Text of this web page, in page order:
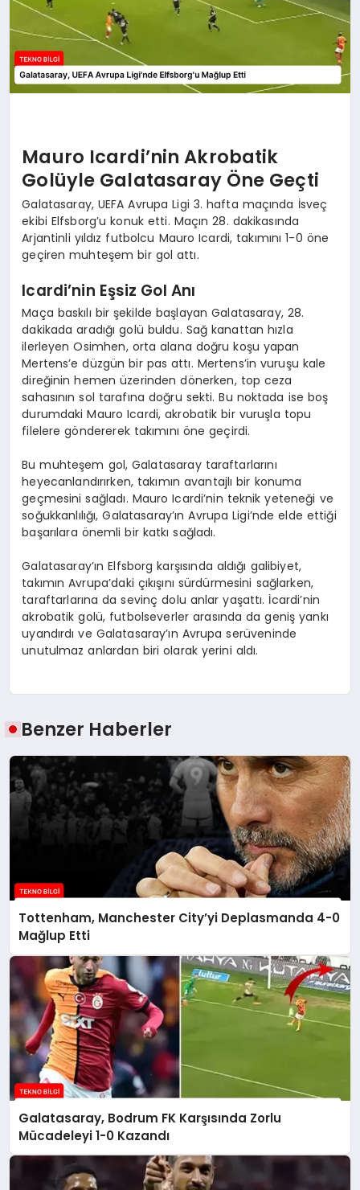
Mauro Icardi’nin Akrobatik
Golüyle Galatasaray Öne Geçti
Galatasaray, UEFA Avrupa Ligi 3. hafta maçında İsveç
ekibi Elfsborg’u konuk etti. Maçın 28. dakikasında
Arjantinli yıldız futbolcu Mauro Icardi, takımını 1-0 öne
geçiren muhteşem bir gol attı.
Icardi’nin Eşsiz Gol Anı
Maça baskılı bir şekilde başlayan Galatasaray, 28.
dakikada aradığı golü buldu. Sağ kanattan hızla
ilerleyen Osimhen, orta alana doğru koşu yapan
Mertens’e düzgün bir pas attı. Mertens’in vuruşu kale
direğinin hemen üzerinden dönerken, top ceza
sahasının sol tarafına doğru sekti. Bu noktada ise boş
durumdaki Mauro Icardi, akrobatik bir vuruşla topu
filelere göndererek takımını öne geçirdi.
Bu muhteşem gol, Galatasaray taraftarlarını
heyecanlandırırken, takımın avantajlı bir konuma
geçmesini sağladı. Mauro Icardi’nin teknik yeteneği ve
soğukkanlılığı, Galatasaray’ın Avrupa Ligi’nde elde ettiği
başarılara önemli bir katkı sağladı.
Galatasaray’ın Elfsborg karşısında aldığı galibiyet,
takımın Avrupa’daki çıkışını sürdürmesini sağlarken,
taraftarlarına da sevinç dolu anlar yaşattı. İcardi’nin
akrobatik golü, futbolseverler arasında da geniş yankı
uyandırdı ve Galatasaray’ın Avrupa serüveninde
unutulmaz anlardan biri olarak yerini aldı.
Benzer Haberler
Tottenham, Manchester City’yi Deplasmanda 4-0
Mağlup Etti
Galatasaray, Bodrum FK Karşısında Zorlu
Mücadeleyi 1-0 Kazandı